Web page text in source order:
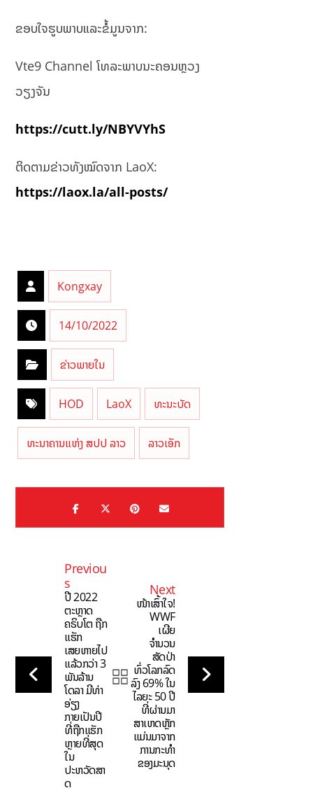
ຂອບໃຈຮູບພາບແລະຂໍ້ມູນຈາກ:
Vte9 Channel ໂທລະພາບນະຄອນຫຼວງ
ວຽງຈັນ
https://cutt.ly/NBYVYhS
ຕິດຕາມຂ່າວທັງໝົດຈາກ LaoX:
https://laox.la/all-posts/
Kongxay
14/10/2022
ຂ່າວພາຍໃນ
HOD LaoX ທະນະບັດ
ທະນາຄານແຫ່ງ ສປປ ລາວ ລາວເອັກ
Previou
s
ປີ 2022
ຕະຫຼາດ
ຄຣິບໂຕ ຖືກ
ແຮັກ
ເສຍຫາຍໄປ
ແລ້ວກວ່າ 3
ພັນລ້ານ
ໂດລາ ມີທ່າ
ອ່ຽງ
ກາຍເປັນປີ
ທີ່ຖືກແຮັກ
ຫຼາຍທີ່ສຸດ
ໃນ
ປະຫວັດສາ
ດ
Next
ໜ້າເສົ້າໃຈ!
WWF
ເຜີຍ
ຈຳນວນ
ສັດປ່າ
ທົ່ວໂລກລົດ
ລົງ 69% ໃນ
ໄລຍະ 50 ປີ
ທີ່ຜ່ານມາ
ສາເຫດຫຼັກ
ແມ່ນມາຈາກ
ການກະທຳ
ຂອງມະນຸດ